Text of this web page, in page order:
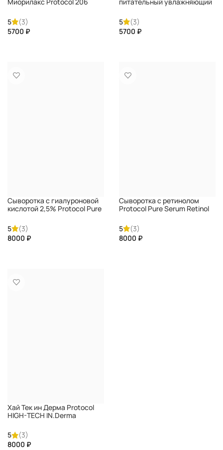
Миорилакс Protocol 206
DIRECTALAB
5
(3)
₽
питательный увлажняющий
Antiage Advance Nourishing
Moisturizing Cream SPF1 5
DIRECTALAB
5
(3)
₽
Сыворотка с гиалуроновой
кислотой 2,5% Protocol Pure
DIRECTALAB
5
(3)
₽
Сыворотка с ретинолом
Protocol Pure Serum Retinol
5
(3)
₽
Хай Тек ин Дерма Protocol
HIGH-TECH IN.Derma
5
(3)
₽